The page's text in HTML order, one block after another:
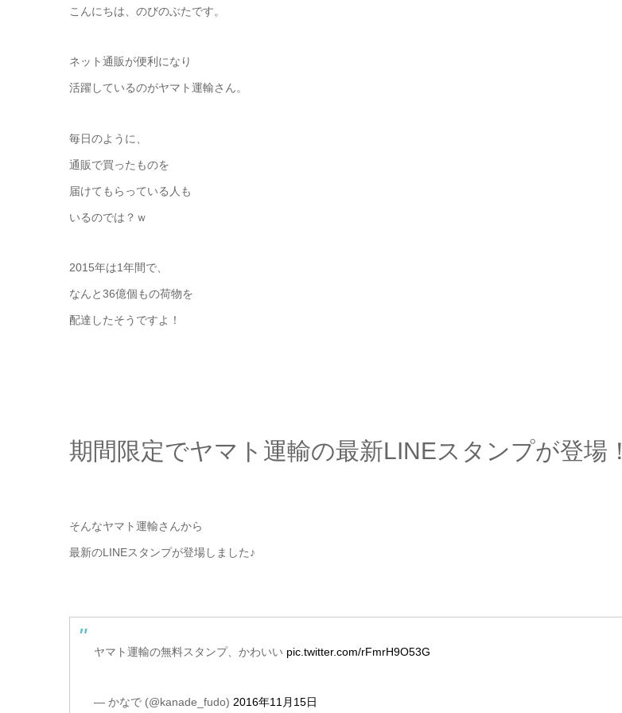
こんにちは、のびのぶたです。
ネット通販が便利になり
活躍しているのがヤマト運輸さん。
毎日のように、
通販で買ったものを
届けてもらっている人も
いるのでは？ｗ
2015年は1年間で、
なんと36億個もの荷物を
配達したそうですよ！
期間限定でヤマト運輸の最新LINEスタンプが登場！
そんなヤマト運輸さんから
最新のLINEスタンプが登場しました♪
ヤマト運輸の無料スタンプ、かわいい pic.twitter.com/rFmrH9O53G
— かなで (@kanade_fudo) 2016年11月15日